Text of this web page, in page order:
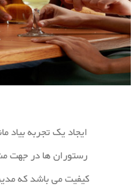
ایجاد یک تجربه بیاد
رستوران ها در جهت
کیفیت می باشد که